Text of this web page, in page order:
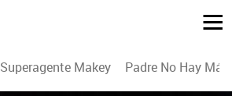
Superagente Makey Padre No Hay